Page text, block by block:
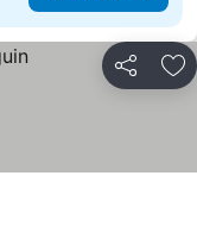
Partilhar